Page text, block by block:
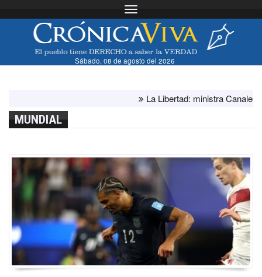
Toggle navigation
Sábado, 08 de agosto del 2026
La Libertad: ministra Canales
MUNDIAL